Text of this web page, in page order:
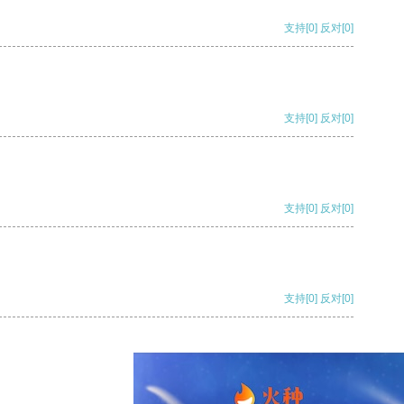
支持[0] 反对[0]
支持[0] 反对[0]
支持[0] 反对[0]
支持[0] 反对[0]
支持